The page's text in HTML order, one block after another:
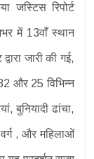
जस्टिस रिपोर्ट
में 13वाँ स्थान
जारी की गई,
और 25 विभिन्न
बुनियादी ढांचा,
, और महिलाओं